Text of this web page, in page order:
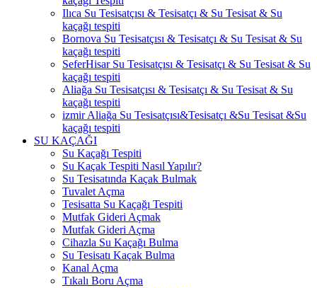
Ilıca Su Tesisatçısı & Tesisatçı & Su Tesisat & Su
kaçağı tespiti
Bornova Su Tesisatçısı & Tesisatçı & Su Tesisat & Su
kaçağı tespiti
SeferHisar Su Tesisatçısı & Tesisatçı & Su Tesisat & Su
kaçağı tespiti
Aliağa Su Tesisatçısı & Tesisatçı & Su Tesisat & Su
kaçağı tespiti
izmir Aliağa Su Tesisatçısı&Tesisatçı &Su Tesisat &Su
kaçağı tespiti
SU KAÇAĞI
Su Kaçağı Tespiti
Su Kaçak Tespiti Nasıl Yapılır?
Su Tesisatında Kaçak Bulmak
Tuvalet Açma
Tesisatta Su Kaçağı Tespiti
Mutfak Gideri Açmak
Mutfak Gideri Açma
Cihazla Su Kaçağı Bulma
Su Tesisatı Kaçak Bulma
Kanal Açma
Tıkalı Boru Açma